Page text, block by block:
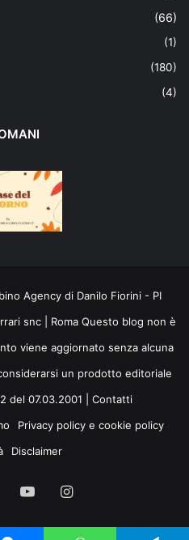
(66)
(1)
(180)
(4)
Agency di Danilo Fiorini - PI
snc | Roma Questo blog non è
viene aggiornato senza alcuna
un prodotto editoriale
del 07.03.2001 | Contatti
Privacy policy e cookie policy
Disclaimer